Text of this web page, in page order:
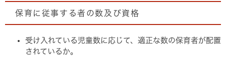
保育に従事する者の数及び資格
受け入れている児童数に応じて、適正な数の保育者が配置
されているか。